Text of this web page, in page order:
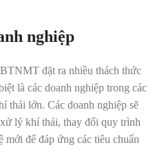
nghiệp
đặt ra nhiều thách thức
là các doanh nghiệp trong các
thải lớn. Các doanh nghiệp sẽ
lý khí thải, thay đổi quy trình
mới để đáp ứng các tiêu chuẩn